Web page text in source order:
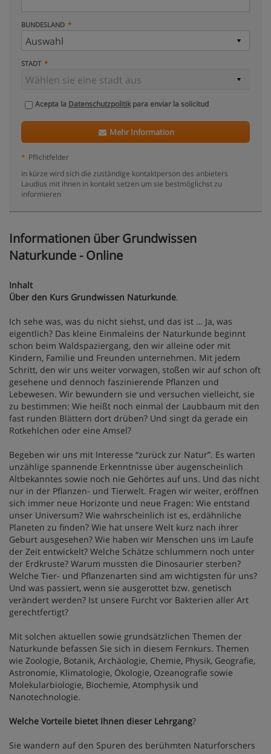
BUNDESLAND
STADT
Acepta la Datenschutzpolitikpara enviar la solicitud
Mehr Information
* Pflichtfelder
in kürze wird sich die zuständige kontaktperson des anbieters
Laudius mit ihnen in kontakt setzen um sie bestmöglichst zu
informieren
Informationen über Grundwissen
Naturkunde - Online
Inhalt
Über den Kurs Grundwissen Naturkunde.
Ich sehe was, was du nicht siehst, und das ist … Ja, was
eigentlich? Das kleine Einmaleins der Naturkunde beginnt
schon beim Waldspaziergang, den wir alleine oder mit
Kindern, Familie und Freunden unternehmen. Mit jedem
Schritt, den wir uns weiter vorwagen, stoßen wir auf schon oft
gesehene und dennoch faszinierende Pflanzen und
Lebewesen. Wir bewundern sie und versuchen vielleicht, sie
zu bestimmen: Wie heißt noch einmal der Laubbaum mit den
fast runden Blättern dort drüben? Und singt da gerade ein
Rotkehlchen oder eine Amsel?
Begeben wir uns mit Interesse “zurück zur Natur”. Es warten
unzählige spannende Erkenntnisse über augenscheinlich
Altbekanntes sowie noch nie Gehörtes auf uns. Und das nicht
nur in der Pflanzen- und Tierwelt. Fragen wir weiter, eröffnen
sich immer neue Horizonte und neue Fragen: Wie entstand
unser Universum? Wie wahrscheinlich ist es, erdähnliche
Planeten zu finden? Wie hat unsere Welt kurz nach ihrer
Geburt ausgesehen? Wie haben wir Menschen uns im Laufe
der Zeit entwickelt? Welche Schätze schlummern noch unter
der Erdkruste? Warum mussten die Dinosaurier sterben?
Welche Tier- und Pflanzenarten sind am wichtigsten für uns?
Und was passiert, wenn sie ausgerottet bzw. genetisch
verändert werden? Ist unsere Furcht vor Bakterien aller Art
gerechtfertigt?
Mit solchen aktuellen sowie grundsätzlichen Themen der
Naturkunde befassen Sie sich in diesem Fernkurs. Themen
wie Zoologie, Botanik, Archäologie, Chemie, Physik, Geografie,
Astronomie, Klimatologie, Ökologie, Ozeanografie sowie
Molekularbiologie, Biochemie, Atomphysik und
Nanotechnologie.
Welche Vorteile bietet Ihnen dieser Lehrgang?
Sie wandern auf den Spuren des berühmten Naturforschers